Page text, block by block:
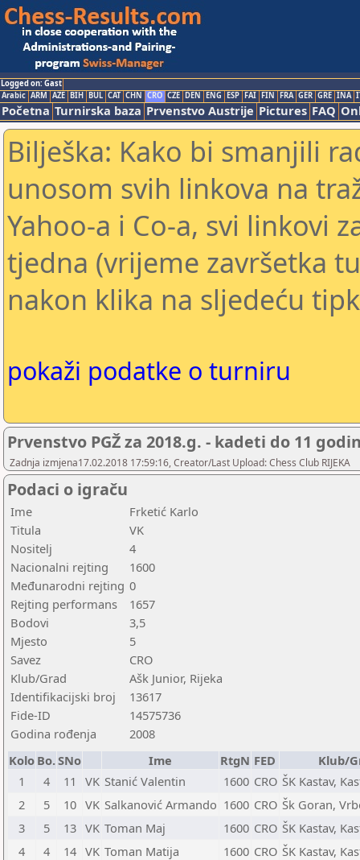
Logged on: Gast
Arabic ARM AZE BIH BUL CAT CHN CRO CZE DEN ENG ESP FAI FIN FRA GER GRE INA
Početna Turnirska baza Prvenstvo Austrije Pictures FAQ
Bilješka: Kako bi smanjili
unosom svih linkova na
Yahoo-a i Co-a, svi linkovi
tjedna (vrijeme završetka
nakon klika na sljedeću
pokaži podatke o turniru
Prvenstvo PGŽ za 2018.g. - kadeti do 11
Zadnja izmjena17.02.2018 17:59:16, Creator/Last Upload: Chess Club RIJEKA
Podaci o igraču
Ime
Frketić Karlo
Titula
VK
Nositelj
4
Nacionalni rejting
1600
Međunarodni rejting 0
Rejting performans
1657
Bodovi
3,5
Mjesto
5
Savez
CRO
Klub/Grad
Ašk Junior, Rijeka
Identifikacijski broj
13617
Fide-ID
14575736
Godina rođenja
2008
Kolo Bo.SNo Ime RtgN FED
Klub/
1
4 11 VK Stanić Valentin 1600 CRO ŠK Kastav,
2
5 10 VK Salkanović Armando 1600 CRO Šk Goran,
3
5 13 VK Toman Maj 1600 CRO ŠK Kastav,
4
4 14 VK Toman Matija 1600 CRO ŠK Kastav,